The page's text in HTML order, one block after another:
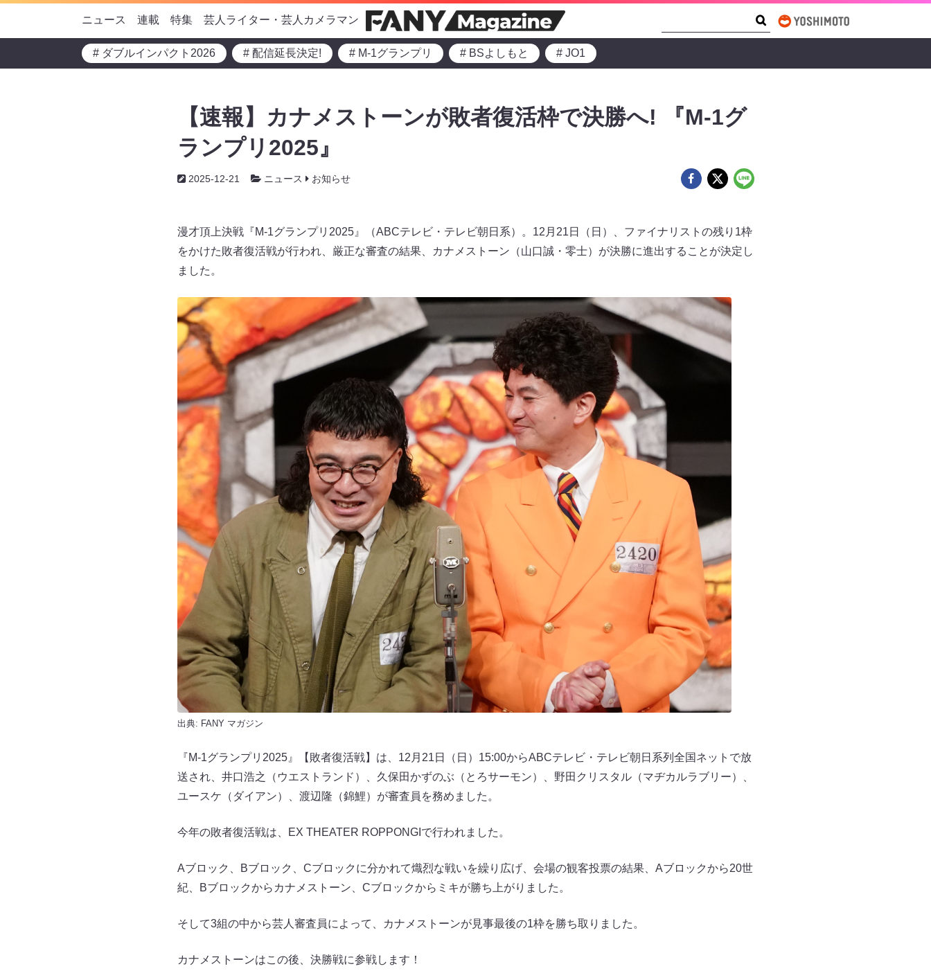
ニュース 連載 特集 芸人ライター・芸人カメラマン
# ダブルインパクト2026 # 配信延長決定! # M-1グランプリ # BSよしもと # JO1
【速報】カナメストーンが敗者復活枠で決勝へ! 『M-1グ
ランプリ2025』
2025-12-21 ニュース お知らせ
漫才頂上決戦『M-1グランプリ2025』（ABCテレビ・テレビ朝日系）。12月21日（日）、ファイナリストの残り1枠
をかけた敗者復活戦が行われ、厳正な審査の結果、カナメストーン（山口誠・零士）が決勝に進出することが決定し
ました。
出典: FANY マガジン
『M-1グランプリ2025』【敗者復活戦】は、12月21日（日）15:00からABCテレビ・テレビ朝日系列全国ネットで放
送され、井口浩之（ウエストランド）、久保田かずのぶ（とろサーモン）、野田クリスタル（マヂカルラブリー）、
ユースケ（ダイアン）、渡辺隆（錦鯉）が審査員を務めました。
今年の敗者復活戦は、EX THEATER ROPPONGIで行われました。
Aブロック、Bブロック、Cブロックに分かれて熾烈な戦いを繰り広げ、会場の観客投票の結果、Aブロックから20世
紀、Bブロックからカナメストーン、Cブロックからミキが勝ち上がりました。
そして3組の中から芸人審査員によって、カナメストーンが見事最後の1枠を勝ち取りました。
カナメストーンはこの後、決勝戦に参戦します！